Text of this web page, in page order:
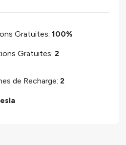
Gratuites: 100%
Gratuites: 2
de Recharge: 2